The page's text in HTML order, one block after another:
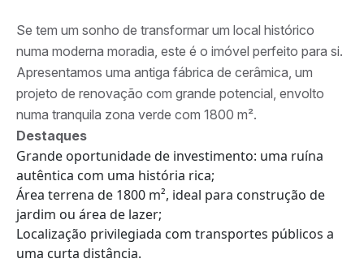
Se tem um sonho de transformar um local histórico
numa moderna moradia, este é o imóvel perfeito para si.
Apresentamos uma antiga fábrica de cerâmica, um
projeto de renovação com grande potencial, envolto
numa tranquila zona verde com 1800 m².
Destaques
Grande oportunidade de investimento: uma ruína
autêntica com uma história rica;
Área terrena de 1800 m², ideal para construção de
jardim ou área de lazer;
Localização privilegiada com transportes públicos a
uma curta distância.